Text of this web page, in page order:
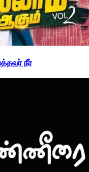
நீர்